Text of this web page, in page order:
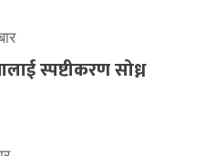
स्पष्टीकरण सोध्न